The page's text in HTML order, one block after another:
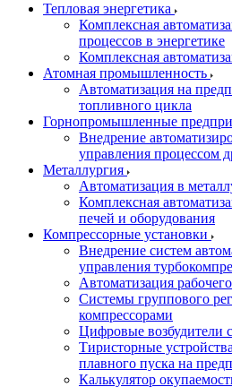
Тепловая энергетика
Комплексная
процессов в энергетике
Комплексная
Атомная промышленность
Автоматизация на
топливного цикла
Горнопромышленные
Внедрение
управления процессом
Металлургия
Автоматизация в
Комплексная
печей и оборудования
Компрессорные установки
Внедрение систем
управления
Автоматизация
Системы группового
компрессорами
Цифровые возбудители
Тиристорные
плавного пуска на
Калькулятор